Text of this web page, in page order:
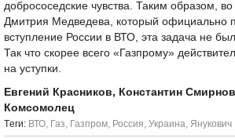
добрососедские чувства. Таким образом,
Дмитрия Медведева, который официально
вступление России в ВТО, эта задача не
Так что скорее всего «Газпрому»
на уступки.
Евгений Красников, Константин
Комсомолец
Tеги: ВТО, Газ, Газпром, Россия, Украина, Янукович